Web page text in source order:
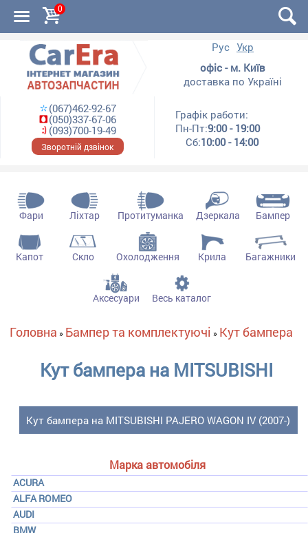
0
Рус Укр
офіс - м. Київ
доставка по Україні
(067)462-92-67
(050)337-67-06
(093)700-19-49
Зворотній дзвінок
Графік работи:
Пн-Пт:9:00 - 19:00
Сб:10:00 - 14:00
Фари Ліхтар Протитуманка Дзеркала Бампер
Капот Скло Охолодження Крила Багажники
Аксесуари Весь каталог
Марка автомобіля
ACURA
ALFA ROMEO
AUDI
BMW
Ви є тут
Головна » Бампер та комплектуючі » Кут бампера
Кут бампера на MITSUBISHI
Кут бампера на MITSUBISHI PAJERO WAGON IV (2007-)